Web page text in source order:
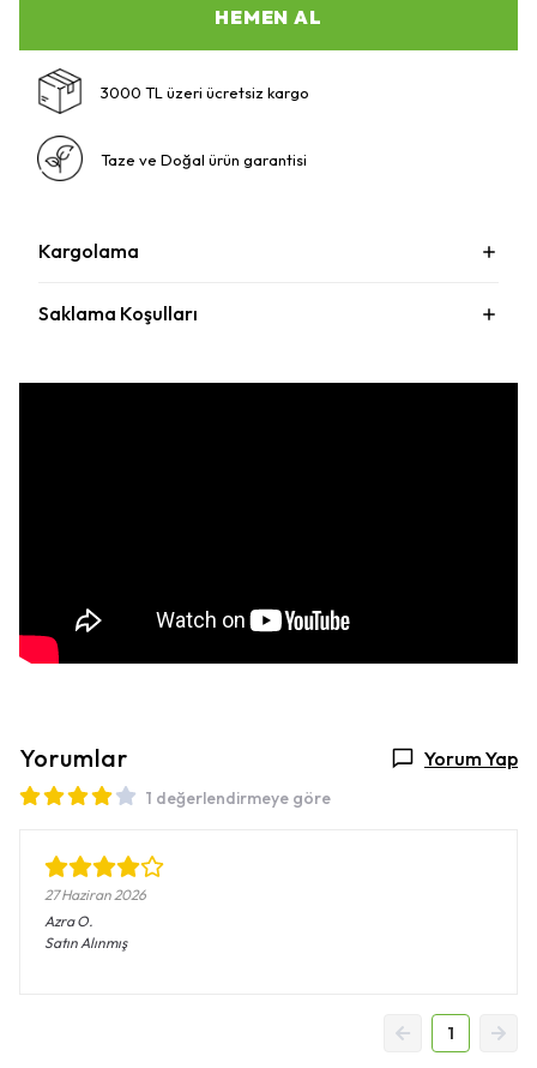
HEMEN AL
3000 TL üzeri ücretsiz kargo
Taze ve Doğal ürün garantisi
Kargolama
Saklama Koşulları
Yorumlar Yorum Yap
1 değerlendirmeye göre
27 Haziran 2026
Azra O.
Satın Alınmış
1